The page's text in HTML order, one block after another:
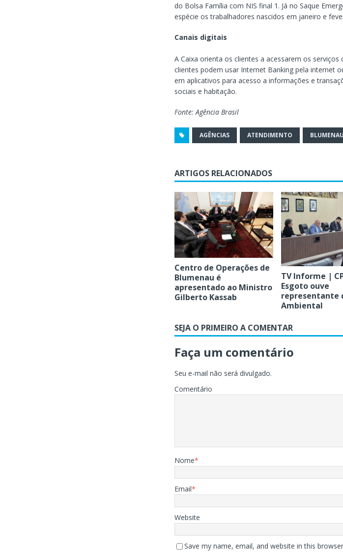
do Bolsa Família com NIS final 1. Já no Saque
espécie os trabalhadores nascidos em janeiro e
Canais digitais
A Caixa orienta os clientes a acessarem os
clientes podem usar Internet Banking pela internet
em aplicativos para acesso a informações e
sociais e habitação.
Fonte: Agência Brasil
AGÊNCIAS ATENDIMENTO BLUMENAU
ARTIGOS RELACIONADOS
Centro de Operações de
Blumenau é
apresentado ao Ministro
Gilberto Kassab
TV Informe |
Esgoto ouve
representante
Ambiental
SEJA O PRIMEIRO A COMENTAR
Faça um comentário
Seu e-mail não será divulgado.
Comentário
Nome*
Email*
Website
Save my name, email, and website in this